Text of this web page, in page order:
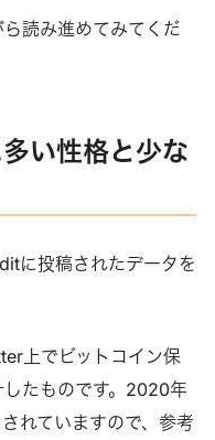
読み進めてみてくだ
い性格と少な
に投稿されたデータを
上でビットコイン保
たものです。2020年
れていますので、参考